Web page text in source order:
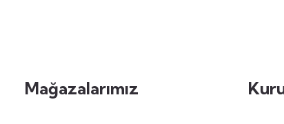
Mağazalarımız